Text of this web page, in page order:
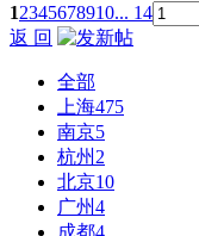
12345678910... 14
返 回
全部
上海475
南京5
杭州 2
北京10
广州4
成都4